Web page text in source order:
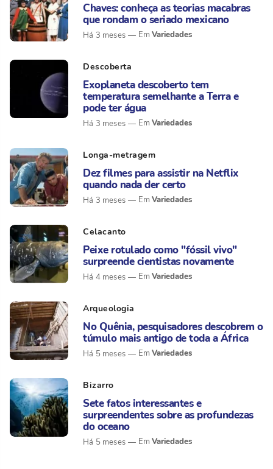
Chaves: conheça as teorias macabras
que rondam o seriado mexicano
Há 3 meses Variedades
Descoberta
Exoplaneta descoberto tem
temperatura semelhante a Terra e
pode ter água
Há 3 meses Variedades
Longa-metragem
Dez filmes para assistir na Netflix
quando nada der certo
Há 3 meses Variedades
Celacanto
Peixe rotulado como "fóssil vivo"
surpreende cientistas novamente
Há 4 meses Variedades
Arqueologia
No Quênia, pesquisadores descobrem o
túmulo mais antigo de toda a África
Há 5 meses Variedades
Bizarro
Sete fatos interessantes e
surpreendentes sobre as profundezas
do oceano
Há 5 meses Variedades